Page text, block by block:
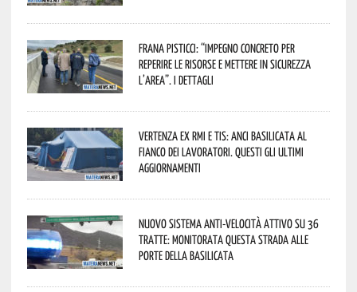
Frana Pisticci: “Impegno concreto per
reperire le risorse e mettere in sicurezza
l’area”. I dettagli
Vertenza ex RMI e TIS: ANCI Basilicata al
fianco dei lavoratori. Questi gli ultimi
aggiornamenti
Nuovo sistema anti-velocità attivo su 36
tratte: monitorata questa strada alle
porte della Basilicata